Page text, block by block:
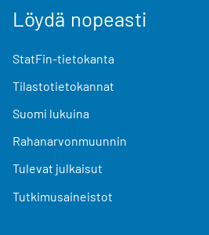
Löydä nopeasti
StatFin-tietokanta
Tilastotietokannat
Suomi lukuina
Rahanarvonmuunnin
Tulevat julkaisut
Tutkimusaineistot